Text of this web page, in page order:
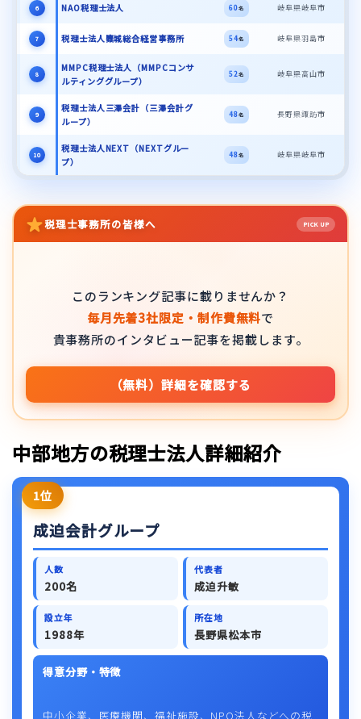
6 NAO税理士法人 60名 岐阜県岐阜市
7 税理士法人麋城総合経営事務所 54名 岐阜県羽島市
8
MMPC税理士法人（MMPCコンサ
ルティンググループ）
52名 岐阜県高山市
9
税理士法人三澤会計（三澤会計グ
ループ）
48名 長野県諏訪市
10
税理士法人NEXT（NEXTグルー
プ）
48名 岐阜県岐阜市
税理士事務所の皆様へ PICK UP
このランキング記事に載りませんか？
毎月先着3社限定・制作費無料で
貴事務所のインタビュー記事を掲載します。
（無料）詳細を確認する
中部地方の税理士法人詳細紹介
1位
成迫会計グループ
人数
200名
代表者
成迫升敏
設立年
1988年
所在地
長野県松本市
得意分野・特徴
中小企業、医療機関、福祉施設、NPO法人などへの税